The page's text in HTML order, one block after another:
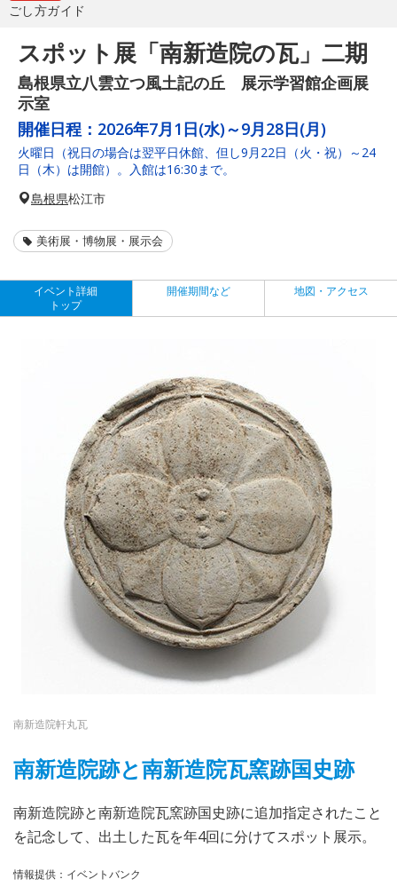
ごし方ガイド
スポット展「南新造院の瓦」二期
島根県立八雲立つ風土記の丘 展示学習館企画展
示室
開催日程： 2026年7月1日(水)～9月28日(月)
火曜日（祝日の場合は翌平日休館、但し9月22日（火・祝）～24
日（木）は開館）。入館は16:30まで。
島根県松江市
美術展・博物展・展示会
イベント詳細
トップ
開催期間など 地図・アクセス
南新造院軒丸瓦
南新造院跡と南新造院瓦窯跡国史跡
南新造院跡と南新造院瓦窯跡国史跡に追加指定されたこと
を記念して、出土した瓦を年4回に分けてスポット展示。
情報提供：イベントバンク